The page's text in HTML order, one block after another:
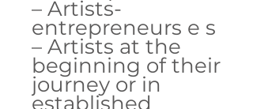
– Artists-
entrepreneurs e s
– Artists at the
beginning of their
journey or in
established